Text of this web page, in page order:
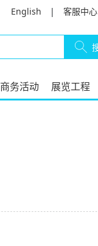
English | 客服中心
商务活动 展览工程